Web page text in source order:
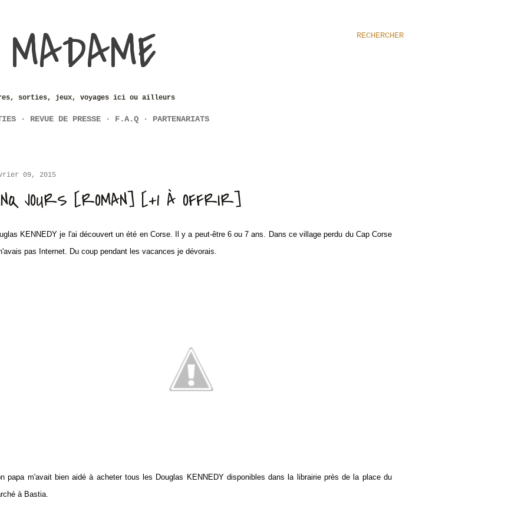
RECHERCHER
sorties, jeux, voyages ici ou ailleurs
REVUE DE PRESSE F.A.Q PARTENARIATS
09, 2015
JOURS [ROMAN] [+1 À OFFRIR]
KENNEDY je l'ai découvert un été en Corse. Il y a peut-être 6 ou 7 ans. Dans ce village perdu du Cap Corse
pas Internet. Du coup pendant les vacances je dévorais.
papa m'avait bien aidé à acheter tous les Douglas KENNEDY disponibles dans la librairie près de la place du
à Bastia.